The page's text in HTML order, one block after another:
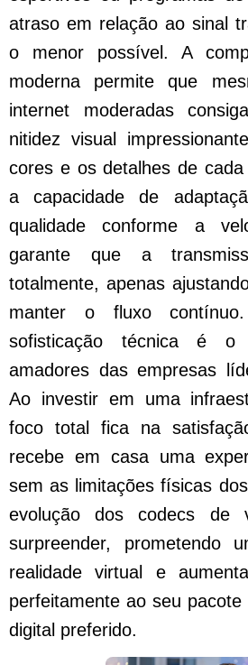
atraso em relação ao sinal
o menor possível. A
moderna permite que
internet moderadas
nitidez visual
cores e os detalhes de
a capacidade de
qualidade conforme a
garante que a
totalmente, apenas
manter o fluxo
sofisticação técnica é
amadores das empresas
Ao investir em uma
foco total fica na
recebe em casa uma
sem as limitações físicas
evolução dos codecs de
surpreender, prometendo
realidade virtual e
perfeitamente ao seu
digital preferido.